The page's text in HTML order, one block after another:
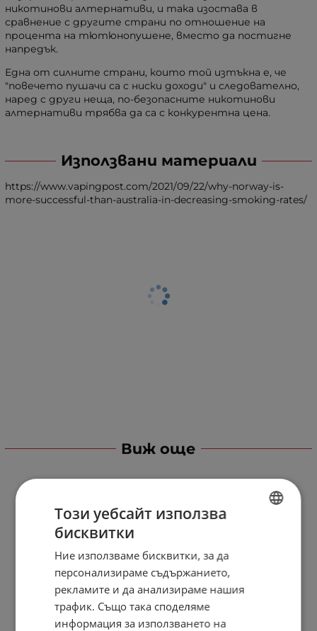
никотинови алтернативи, и така изостава в
сравнение с другите страни по отношение на
процента на тютюнопушене, вместо да постигне
напредък.
Една от силните страни, които той изтъкна е, че
"повечето пушачи са с ниски доходи" и следователно,
наред с други неща, по-безопасните никотинови
алтернативи трябва да са с конкурентна цена.
Използвани материали
https://www.vapingpost.com/2021/09/22/why-norway-is-
more-successful-than-australia-in-decreasing-smoking-rates/
Виж още
Този уебсайт използва
бисквитки
Ние използваме бисквитки, за да
персонализираме съдържанието,
рекламите и да анализираме нашия
трафик. Също така споделяме
информация за използването на